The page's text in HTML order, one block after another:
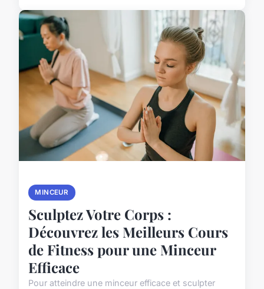
MINCEUR
Sculptez Votre Corps :
Découvrez les Meilleurs Cours
de Fitness pour une Minceur
Efficace
Pour atteindre une minceur efficace et sculpter